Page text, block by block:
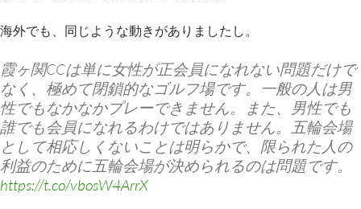
海外でも、同じような動きがありましたし。
霞ヶ関CCは単に女性が正会員になれない問題だけで
なく、極めて閉鎖的なゴルフ場です。一般の人は男
性でもなかなかプレーできません。また、男性でも
誰でも会員になれるわけではありません。五輪会場
として相応しくないことは明らかで、限られた人の
利益のために五輪会場が決められるのは問題です。
https://t.co/vbosW4ArrX